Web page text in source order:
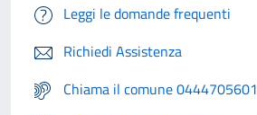
Leggi le domande frequenti
Richiedi Assistenza
Chiama il comune 0444705601